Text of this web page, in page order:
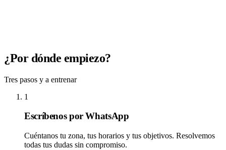
¿Por dónde empiezo?
Tres pasos y a entrenar
1
Escríbenos por WhatsApp
Cuéntanos tu zona, tus horarios y tus objetivos. Resolvemos
todas tus dudas sin compromiso.